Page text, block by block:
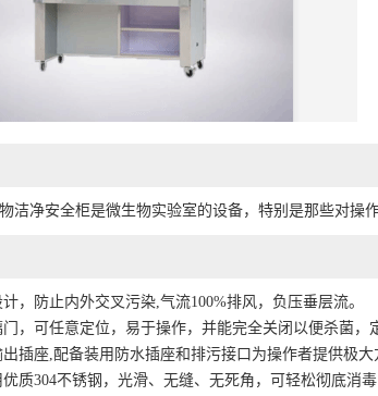
洁净安全柜是微生物实验室的设备，特别是那些对操
，防止内外交叉污染,气流100%排风，负压垂层流。
，可任意定位，易于操作，并能完全关闭以便杀菌，
插座,配备装用防水插座和排污接口为操作者提供极大
质304不锈钢，光滑、无缝、无死角，可轻松彻底消